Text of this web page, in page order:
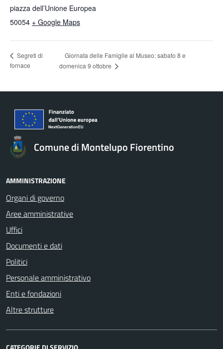
piazza dell’Unione Europea
50054 + Google Maps
Segreti di
fornace
Giornata delle Famiglie al Museo: sabato 8 e
domenica 9 ottobre
Comune di Montelupo Fiorentino
AMMINISTRAZIONE
Organi di governo
Aree amministrative
Uffici
Documenti e dati
Politici
Personale amministrativo
Enti e fondazioni
Altre strutture